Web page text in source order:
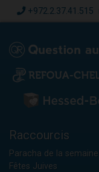
+972.2.37.41.515
Raccourcis
Paracha de la semaine
Fêtes Juives